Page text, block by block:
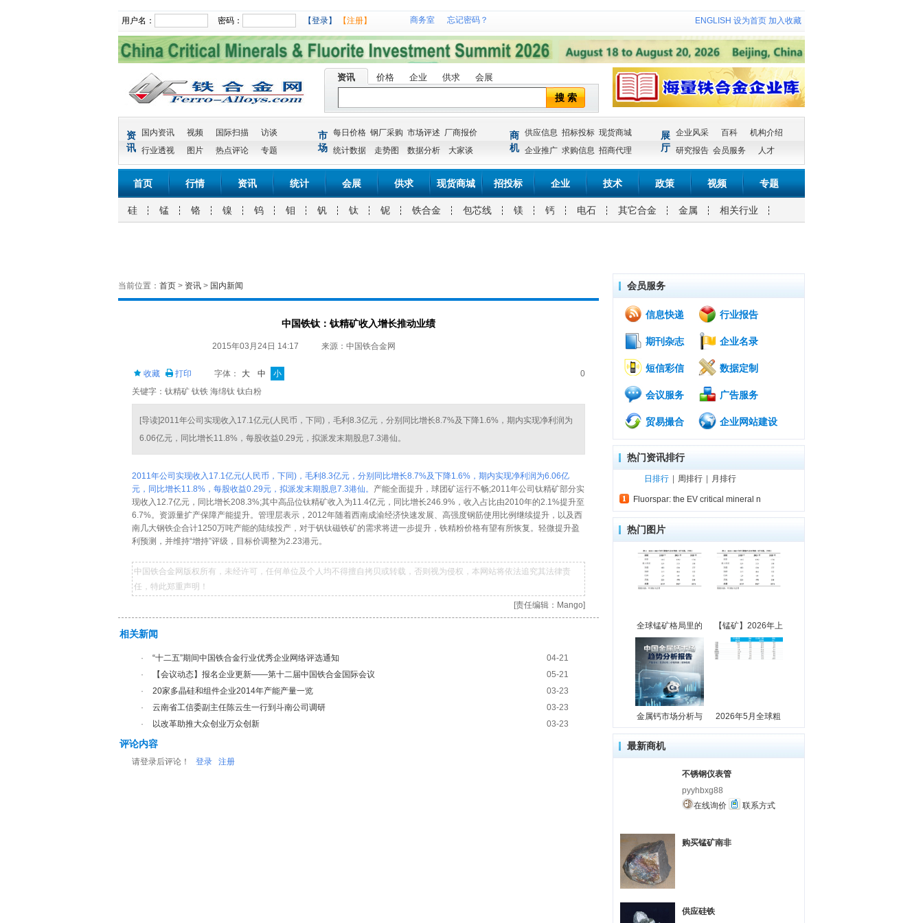
用户名： 密码： 【登录】 【注册】 商务室 忘记密码？ ENGLISH 设为首页 加入收藏
资讯 价格 企业 供求 会展
搜 索
资
讯
国内资讯 视频 国际扫描
访谈
行业透视
图片 热点评论 专题
市
场
每日价格 钢厂采购 市场评述 厂商报价
统计数据
走势图 数据分析 大家谈
商
机
供应信息 招标投标 现货商城
企业推广 求购信息 招商代理
展
厅
企业风采 百科
机构介绍
研究报告 会员服务 人才
首页 行情 资讯 统计 会展 供求 现货商城 招投标 企业 技术 政策 视频 专题
硅 锰 铬 镍 钨 钼 钒 钛 铌 铁合金 包芯线 镁 钙 电石 其它合金 金属 相关行业
当前位置： 首页 > 资讯 > 国内新闻
中国铁钛：钛精矿收入增长推动业绩
2015年03月24日 14:17 来源：中国铁合金网
收藏 打印 字体： 大 中 小
0
关键字：钛精矿 钛铁 海绵钛 钛白粉
[导读]2011年公司实现收入17.1亿元(人民币，下同)，毛利8.3亿元，分别同比增长8.7%及下降1.6%，期内实现净利润为
6.06亿元，同比增长11.8%，每股收益0.29元，拟派发末期股息7.3港仙。
2011年公司实现收入17.1亿元(人民币，下同)，毛利8.3亿元，分别同比增长8.7%及下降1.6%，期内实现净利润为6.06亿
元，同比增长11.8%，每股收益0.29元，拟派发末期股息7.3港仙。 产能全面提升，球团矿运行不畅;2011年公司钛精矿部分实
现收入12.7亿元，同比增长208.3%;其中高品位钛精矿收入为11.4亿元，同比增长246.9%，收入占比由2010年的2.1%提升至
6.7%。资源量扩产保障产能提升。管理层表示，2012年随着西南成渝经济快速发展、高强度钢筋使用比例继续提升，以及西
南几大钢铁企合计1250万吨产能的陆续投产，对于钒钛磁铁矿的需求将进一步提升，铁精粉价格有望有所恢复。轻微提升盈
利预测，并维持“增持”评级，目标价调整为2.23港元。
中国铁合金网版权所有，未经许可，任何单位及个人均不得擅自拷贝或转载，否则视为侵权，本网站将依法追究其法律责
任，特此郑重声明！
[责任编辑：Mango]
相关新闻
· “十二五”期间中国铁合金行业优秀企业网络评选通知
04-21
·
【会议动态】报名企业更新——第十二届中国铁合金国际会议
05-21
·
20家多晶硅和组件企业2014年产能产量一览
03-23
·
云南省工信委副主任陈云生一行到斗南公司调研
03-23
·
以改革助推大众创业万众创新 03-23
评论内容
请登录后评论！ 登录 注册
会员服务
信息快递 行业报告
期刊杂志 企业名录
短信彩信 数据定制
会议服务 广告服务
贸易撮合 企业网站建设
热门资讯排行
日排行 周排行 月排行
Fluorspar: the EV critical mineral n
热门图片
全球锰矿格局里的 【锰矿】2026年上
金属钙市场分析与 2026年5月全球粗
最新商机
不锈钢仪表管
pyyhbxg88
在线询价
联系方式
购买锰矿南非
供应硅铁